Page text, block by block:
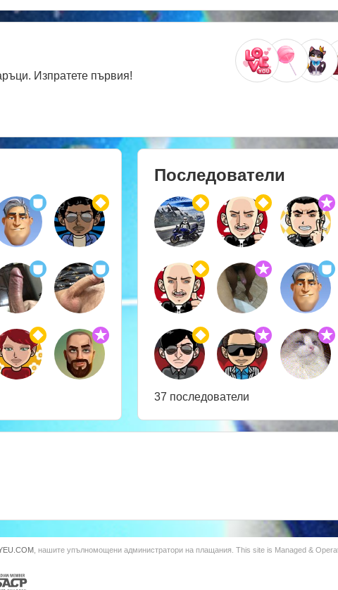
Изпратете първия!
Последователи
37 последователи
, нашите упълномощени администратори на плащания. This site is Managed &